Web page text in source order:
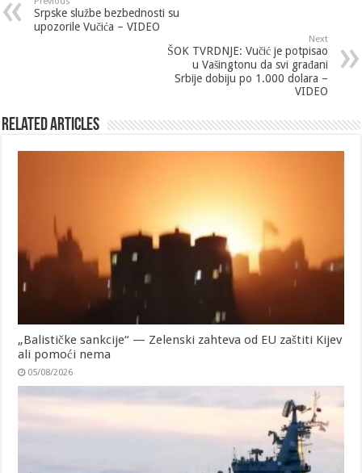
Srpske službe bezbednosti su
upozorile Vučića – VIDEO
Next
ŠOK TVRDNJE: Vučić je potpisao
u Vašingtonu da svi građani
Srbije dobiju po 1.000 dolara –
VIDEO
Related Articles
„Balističke sankcije“ — Zelenski zahteva od EU zaštiti Kijev
ali pomoći nema
05/08/2026